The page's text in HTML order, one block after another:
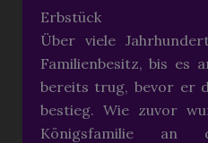
Erbstück
Über viele
Familienbesitz, bis es
bereits trug, bevor er
bestieg. Wie zuvor
Königsfamilie an